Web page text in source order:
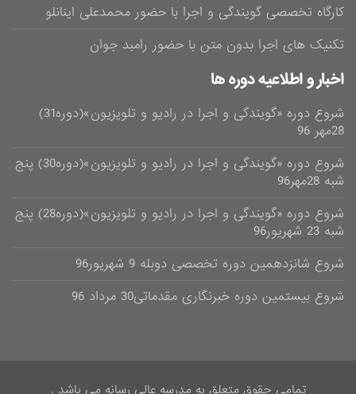
کارگاه تخصصی گویندگی و اجرا با حضور محمدعلی اینانلو
تکنیک های اجرا بدون متن با حضور رامبد جوان
اخبار و اطلاعیه دوره ها
شروع دوره «گویندگی و اجرا در رادیو و تلویزیون»(دوره31)
28مهر 96
شروع دوره «گویندگی و اجرا در رادیو و تلویزیون»(دوره30) پنج
شبه 28مهر96
شروع دوره «گویندگی و اجرا در رادیو و تلویزیون»(دوره28) پنج
شبه 23 شهریور96
شروع شانزدهمین دوره تخصصی دوبله 9 شهریور96
شروع بیستمین دوره خبرنگاری مقدماتی30 مرداد 96
تمامی حقوق متعلق به مدرسه عالی رسانه می باشد .